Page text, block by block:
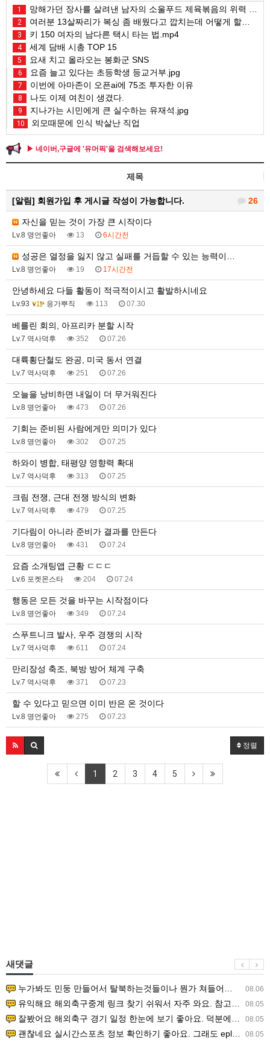
1 망해가던 장사를 살려낸 남자의 소울푸드 제육볶음의 위력 ㅋㅋ
2 여러분 13살짜리가 복싱 좀 배웠다고 깝치는데 어떻게 할까요?
3 키 150 여자의 남다른 택시 타는 법.mp4
4 세계 담배 시총 TOP 15
5 요새 치고 올라오는 봉화군 SNS
6 요즘 늘고 있다는 초등학생 등교거부.jpg
7 이번에 아마존이 오픈ai에 75조 투자한 이유
8 나도 이제 여친이 생겼다.
9 지나가는 시민에게 큰 실수하는 유재석.jpg
10 외모때문에 인식 박살난 직업
▶ 네이버,구글에 '유머픽'을 검색해보세요!
제목
26
[알림] 회원가입 후 게시글 작성이 가능합니다.
자신을 믿는 것이 가장 큰 시작이다
Lv.8 명언좋아 13 6시간전
성공은 열정을 잃지 않고 실패를 거듭할 수 있는 능력이…
Lv.8 명언좋아 19 17시간전
안녕하세요 다들 활동이 적극적이시고 활발하시네요
Lv.93 응가뿌직 113 07.30
베를린 회의, 아프리카 분할 시작
Lv.7 역사덕후 352 07.26
대륙횡단철도 완공, 미국 동서 연결
Lv.7 역사덕후 251 07.26
오늘을 낭비하면 내일이 더 무거워진다
Lv.8 명언좋아 473 07.26
기회는 준비된 사람에게만 의미가 있다
Lv.8 명언좋아 302 07.25
하와이 병합, 태평양 영향력 확대
Lv.7 역사덕후 313 07.25
크림 전쟁, 근대 전쟁 방식의 변화
Lv.7 역사덕후 479 07.25
기다림이 아니라 준비가 결과를 만든다
Lv.8 명언좋아 431 07.24
요즘 소개팅앱 근황 ㄷㄷㄷ
Lv.6 포켓몬스타 204 07.24
행동은 모든 것을 바꾸는 시작점이다
Lv.8 명언좋아 349 07.24
스푸트니크 발사, 우주 경쟁의 시작
Lv.7 역사덕후 611 07.24
만리장성 축조, 북방 방어 체계 구축
Lv.7 역사덕후 371 07.23
할 수 있다고 믿으면 이미 반은 온 것이다
Lv.8 명언좋아 275 07.23
정렬
1 2 3 4 5
새댓글
08.06
누가봐도 민둥 만들어서 탈북하는것들이나 뭔가 쳐들어오는 낌새를 미리 알아차리기 위함이지 저걸 전쟁준비라고 하…
08.05
유익해요 해외축구중계 링크 찾기 쉬워서 자주 와요. 참고로 무료스포츠중계 정보 확인할 때 출처 꼭 체크해요.…
08.05
잘봤어요 해외축구 경기 일정 한눈에 보기 좋아요. 덕분에 epl중계 볼 때 공식 중계 채널 먼저 찾아봐요. …
08.05
괜찮네요 실시간스포츠 정보 확인하기 좋아요. 그래도 epl중계 볼 때 공식 중계 채널 먼저 찾아봐요. 북마크…